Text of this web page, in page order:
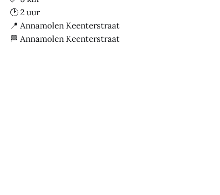
🕑 2 uur
📍 Annamolen Keenterstraat
🏁 Annamolen Keenterstraat